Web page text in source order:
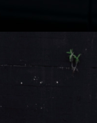
랜드로버 레인지로버